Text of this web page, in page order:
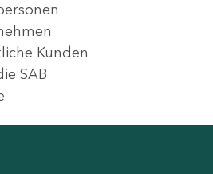
Kunden
SAB